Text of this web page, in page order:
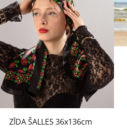
ZĪDA ŠALLES 36x136cm